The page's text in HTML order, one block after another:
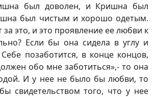
был доволен, и Кришна был
был чистым и хорошо одетым.
это, и это проявление ее любви к
Если бы она сидела в углу и
позаботится, в конце концов,
обо мне заботиться»,- то она
И у нее не было бы любви, то
свидетельством того, что у нее